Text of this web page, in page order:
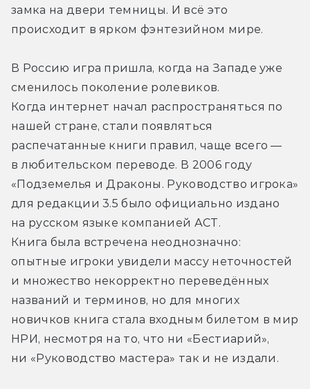
замка на двери темницы. И всё это
происходит в ярком фэнтезийном мире.
В Россию игра пришла, когда на Западе уже
сменилось поколение ролевиков.
Когда интернет начал распространяться по
нашей стране, стали появляться
распечатанные книги правил, чаще всего —
в любительском переводе. В 2006 году
«Подземелья и Драконы. Руководство игрока»
для редакции 3.5 было официально издано
на русском языке компанией АСТ.
Книга была встречена неоднозначно:
опытные игроки увидели массу неточностей
и множество некорректно переведённых
названий и терминов, но для многих
новичков книга стала входным билетом в мир
НРИ, несмотря на то, что ни «Бестиарий»,
ни «Руководство мастера» так и не издали.